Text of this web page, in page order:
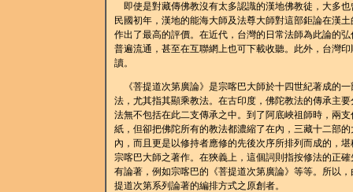
即使是對藏傳佛教沒有太多認識的漢地佛教徒，大多
民國初年，漢地的能海大師及法尊大師對這部鉅論在漢
作出了最高的評價。在近代，台灣的日常法師為此論的
普遍流通，甚至在互聯網上也可下載收聽。此外，台灣
讀。
《菩提道次第廣論》是宗喀巴大師於十四世紀著成的
法，尤其指其顯乘教法。在古印度，佛陀教法的傳承主
法無不包括在此二支傳承之中。到了阿底峽祖師時，兩
紙，但卻把佛陀所有的教法都濃縮了在內，三藏十二部
內，而且更是以修持者應修的先後次序所排列而成的，
宗喀巴大師之著作。在狹義上，這個詞則指按修法的正
有論著，例如宗喀巴的《菩提道次第廣論》等等。所以
提道次第系列論著的編排方式之原創者。